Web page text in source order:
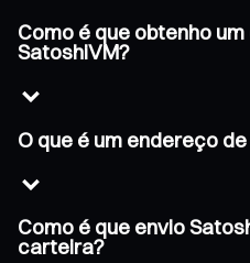
Como é que obtenho
SatoshiVM?
O que é um endereço
Como é que envio
carteira?